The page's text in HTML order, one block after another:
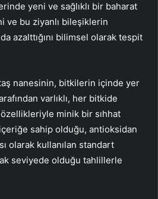
yeni ve sağlıklı bir baharat
ve bu ziyanlı bileşiklerin
azalttığını bilimsel olarak tespit
nanesinin, bitkilerin içinde yer
varlıklı, her bitkide
minik bir sıhhat
sahip olduğu, antioksidan
olarak kullanılan standart
seviyede olduğu tahlillerle